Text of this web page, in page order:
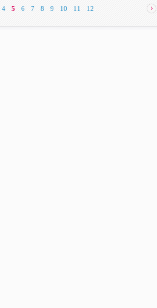
4 5 6 7 8 9 10 11 12